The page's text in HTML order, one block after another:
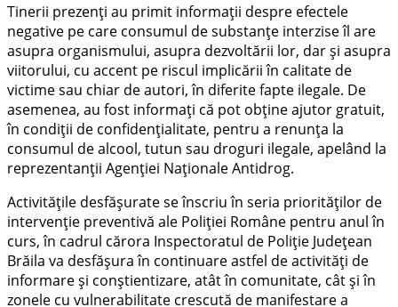
Tinerii prezenți au primit informații despre efectele
negative pe care consumul de substanțe interzise îl are
asupra organismului, asupra dezvoltării lor, dar și asupra
viitorului, cu accent pe riscul implicării în calitate de
victime sau chiar de autori, în diferite fapte ilegale. De
asemenea, au fost informați că pot obține ajutor gratuit,
în condiții de confidențialitate, pentru a renunța la
consumul de alcool, tutun sau droguri ilegale, apelând la
reprezentanții Agenției Naționale Antidrog.
Activitățile desfășurate se înscriu în seria priorităților de
intervenție preventivă ale Poliției Române pentru anul în
curs, în cadrul cărora Inspectoratul de Poliție Județean
Brăila va desfășura în continuare astfel de activități de
informare și conștientizare, atât în comunitate, cât și în
zonele cu vulnerabilitate crescută de manifestare a